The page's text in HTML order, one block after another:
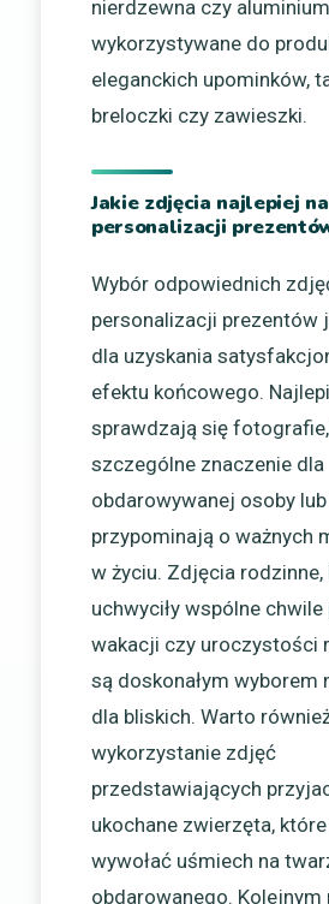
nierdzewna czy
wykorzystywane do
eleganckich upominków,
breloczki czy zawieszki.
Jakie zdjęcia najlepiej
personalizacji
Wybór odpowiednich
personalizacji prezentów
dla uzyskania
efektu końcowego.
sprawdzają się
szczególne znaczenie dla
obdarowywanej osoby
przypominają o ważnych
w życiu. Zdjęcia rodzinne,
uchwyciły wspólne
wakacji czy uroczystości
są doskonałym wyborem
dla bliskich. Warto
wykorzystanie zdjęć
przedstawiających
ukochane zwierzęta,
wywołać uśmiech na
obdarowanego. Kolejnym